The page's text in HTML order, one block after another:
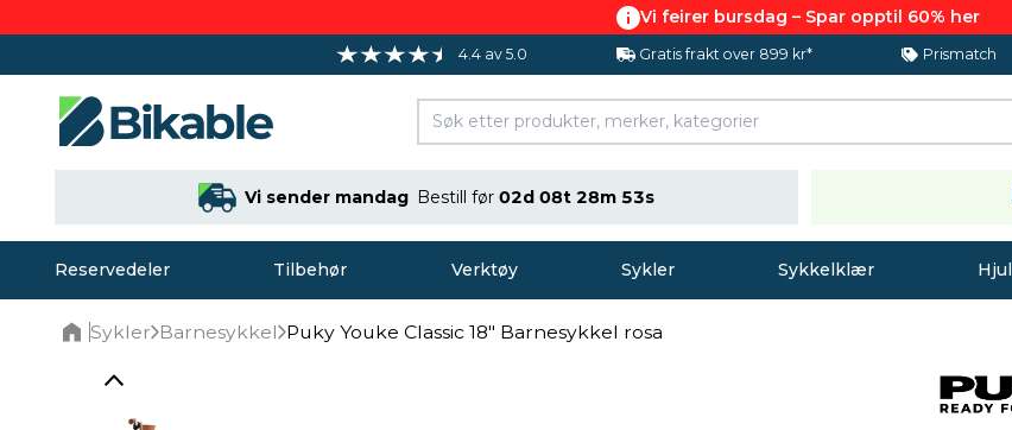
Vi feirer bursdag – Spar opptil 60% her
4.4 av 5.0 Gratis frakt over 899 kr* Prismatch
Vi sender mandag Bestill før02d 08t 28m 52s
Reservedeler Tilbehør Verktøy Sykler Sykkelklær Hjul
Sykler Barnesykkel Puky Youke Classic 18" Barnesykkel rosa